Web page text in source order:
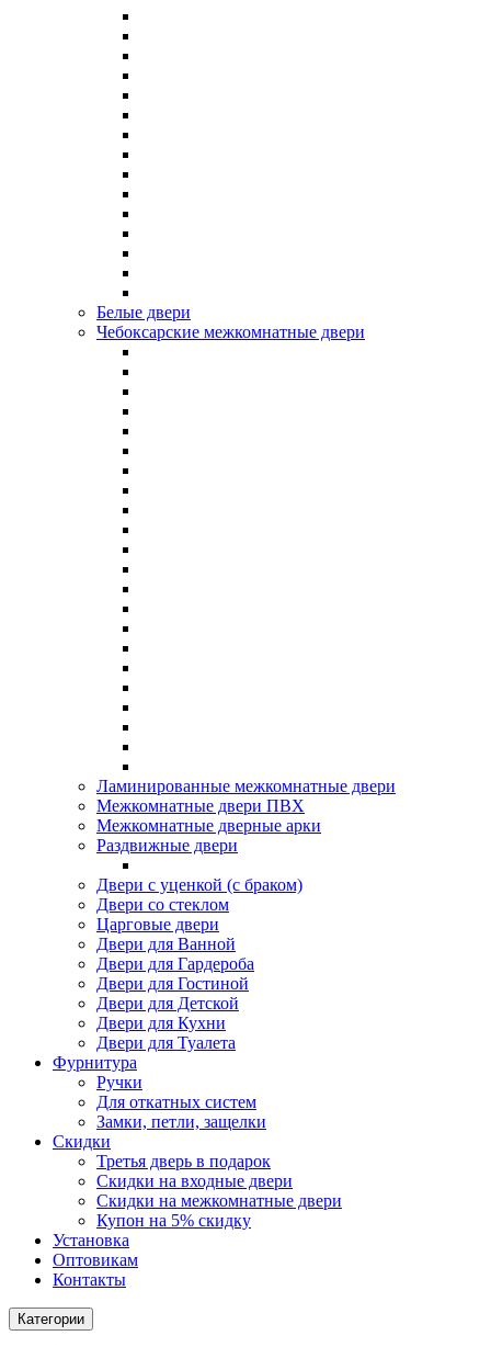
Белые двери
Чебоксарские межкомнатные двери
Ламинированные межкомнатные двери
Межкомнатные двери ПВХ
Межкомнатные дверные арки
Раздвижные двери
Двери с уценкой (с браком)
Двери со стеклом
Царговые двери
Двери для Ванной
Двери для Гардероба
Двери для Гостиной
Двери для Детской
Двери для Кухни
Двери для Туалета
Фурнитура
Ручки
Для откатных систем
Замки, петли, защелки
Скидки
Третья дверь в подарок
Скидки на входные двери
Скидки на межкомнатные двери
Купон на 5% скидку
Установка
Оптовикам
Контакты
Категории